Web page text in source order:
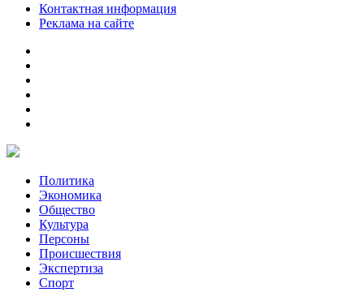
Контактная информация
Реклама на сайте
Политика
Экономика
Общество
Культура
Персоны
Происшествия
Экспертиза
Спорт